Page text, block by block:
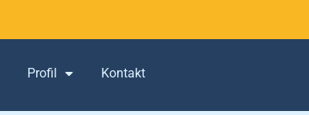
Profil Kontakt